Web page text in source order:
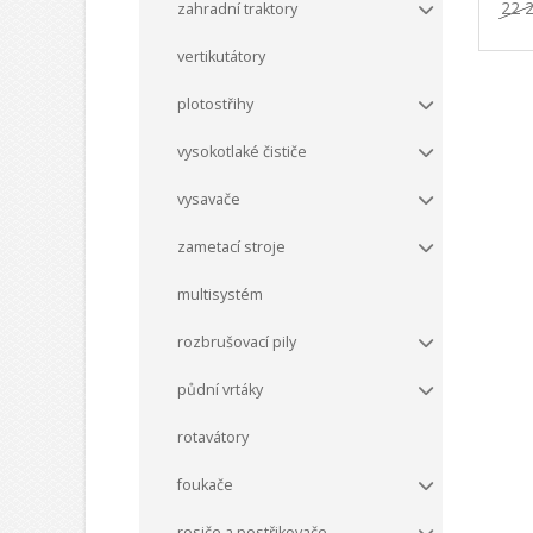
zahradní traktory
vertikutátory
plotostřihy
vysokotlaké čističe
vysavače
zametací stroje
multisystém
rozbrušovací pily
půdní vrtáky
rotavátory
foukače
22